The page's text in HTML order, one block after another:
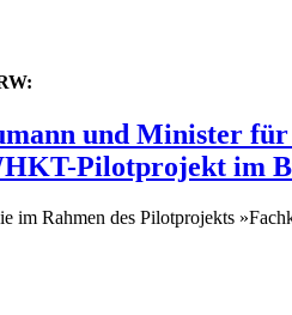
und Minister
Pilotprojekt im
im Rahmen des Pilotprojekts